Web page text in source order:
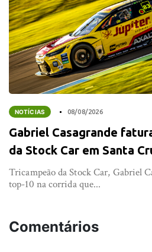
NOTÍCIAS 08/08/2026
Gabriel Casagrande
da Stock Car em Santa
Tricampeão da Stock Car, Gabriel
top-10 na corrida que...
Comentários